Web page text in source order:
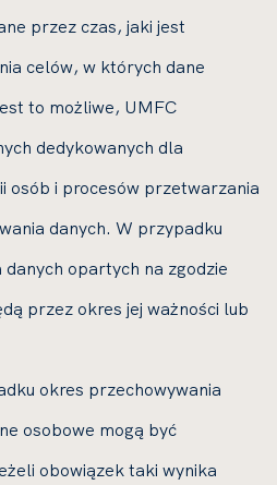
przez czas, jaki jest
celów, w których dane
to możliwe, UMFC
dedykowanych dla
osób i procesów przetwarzania
danych. W przypadku
opartych na zgodzie
przez okres jej ważności lub
okres przechowywania
osobowe mogą być
obowiązek taki wynika